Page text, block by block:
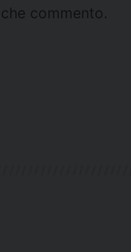
commento.